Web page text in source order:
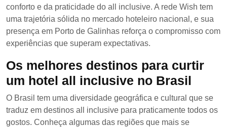
conforto e da praticidade do all inclusive. A rede Wish tem
uma trajetória sólida no mercado hoteleiro nacional, e sua
presença em Porto de Galinhas reforça o compromisso com
experiências que superam expectativas.
Os melhores destinos para curtir
um hotel all inclusive no Brasil
O Brasil tem uma diversidade geográfica e cultural que se
traduz em destinos all inclusive para praticamente todos os
gostos. Conheça algumas das regiões que mais se